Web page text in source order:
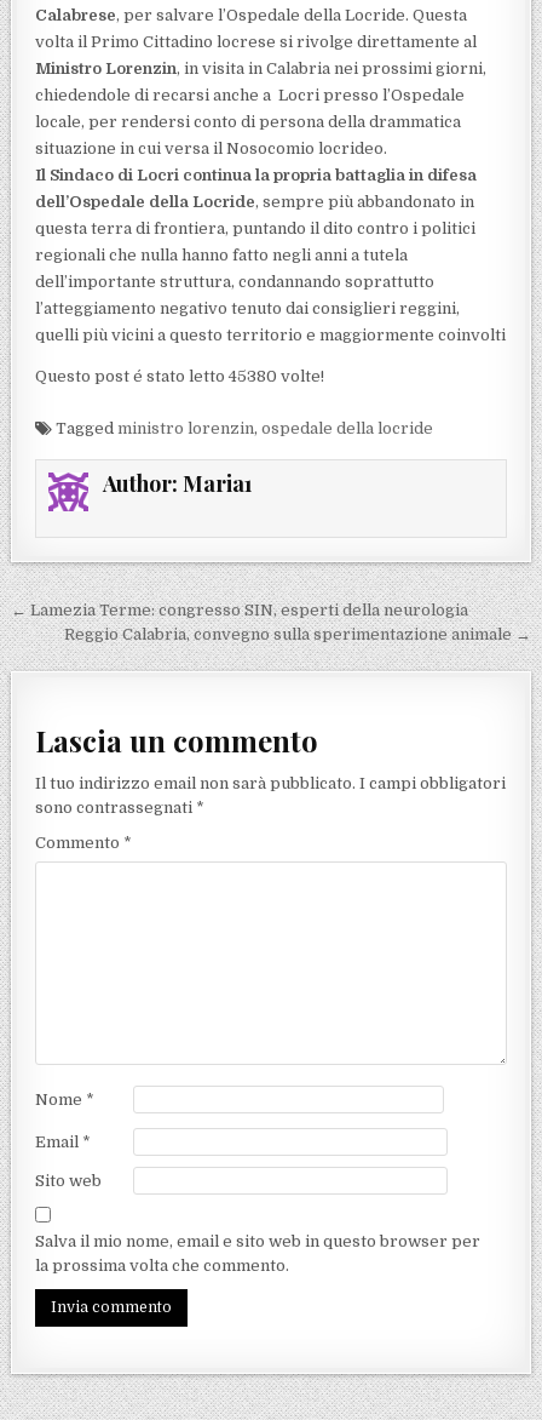
Calabrese, per salvare l’Ospedale della Locride. Questa
volta il Primo Cittadino locrese si rivolge direttamente al
Ministro Lorenzin, in visita in Calabria nei prossimi giorni,
chiedendole di recarsi anche a Locri presso l’Ospedale
locale, per rendersi conto di persona della drammatica
situazione in cui versa il Nosocomio locrideo.
Il Sindaco di Locri continua la propria battaglia in difesa
dell’Ospedale della Locride, sempre più abbandonato in
questa terra di frontiera, puntando il dito contro i politici
regionali che nulla hanno fatto negli anni a tutela
dell’importante struttura, condannando soprattutto
l’atteggiamento negativo tenuto dai consiglieri reggini,
quelli più vicini a questo territorio e maggiormente coinvolti
Questo post é stato letto 45380 volte!
Taggedministro lorenzin,ospedale della locride
Author: Maria1
Navigazione articoli
← Lamezia Terme: congresso SIN, esperti della neurologia
Reggio Calabria, convegno sulla sperimentazione animale →
Lascia un commento
Il tuo indirizzo email non sarà pubblicato. I campi obbligatori
sono contrassegnati *
Commento *
Nome *
Email *
Sito web
Salva il mio nome, email e sito web in questo browser per
la prossima volta che commento.